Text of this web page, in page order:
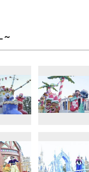
～